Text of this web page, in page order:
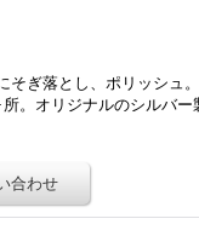
そぎ落とし、ポリッシュ
。オリジナルのシルバー